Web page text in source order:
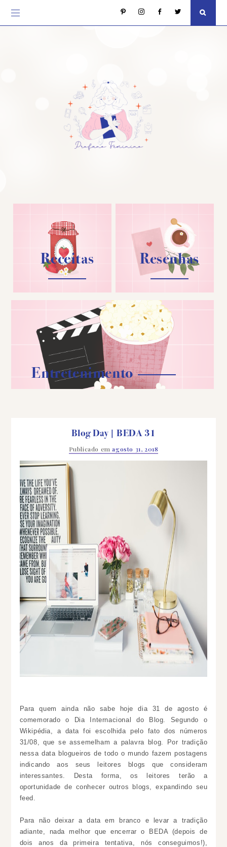
Receitas Resenhas
Entretenimento
Blog Day | BEDA 31
Publicado emagosto 31, 2018
Para quem ainda não sabe hoje dia 31 de agosto é
comemorado o Dia Internacional do Blog. Segundo o
Wikipédia, a data foi escolhida pelo fato dos números
31/08, que se assemelham a palavra blog. Por tradição
nessa data blogueiros de todo o mundo fazem postagens
indicando aos seus leitores blogs que consideram
interessantes. Desta forma, os leitores terão a
oportunidade de conhecer outros blogs, expandindo seu
feed.
Para não deixar a data em branco e levar a tradição
adiante, nada melhor que encerrar o BEDA (depois de
dois anos da primeira tentativa, nós conseguimos!),